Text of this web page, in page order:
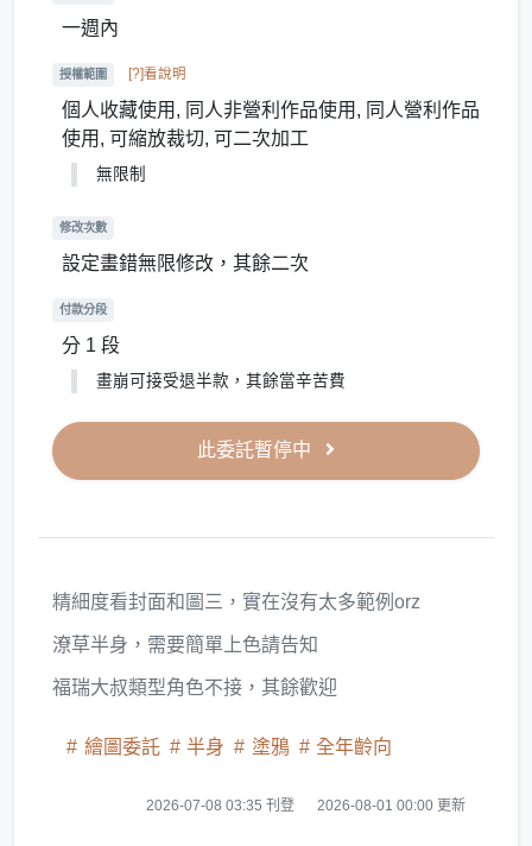
一週內
授權範圍 [?]看說明
個人收藏使用, 同人非營利作品使用, 同人營利作品
使用, 可縮放裁切, 可二次加工
無限制
修改次數
設定畫錯無限修改，其餘二次
付款分段
分 1 段
畫崩可接受退半款，其餘當辛苦費
此委託暫停中
精細度看封面和圖三，實在沒有太多範例orz
潦草半身，需要簡單上色請告知
福瑞大叔類型角色不接，其餘歡迎
繪圖委託 半身 塗鴉 全年齡向
2026-07-08 03:35 刊登 2026-08-01 00:00 更新